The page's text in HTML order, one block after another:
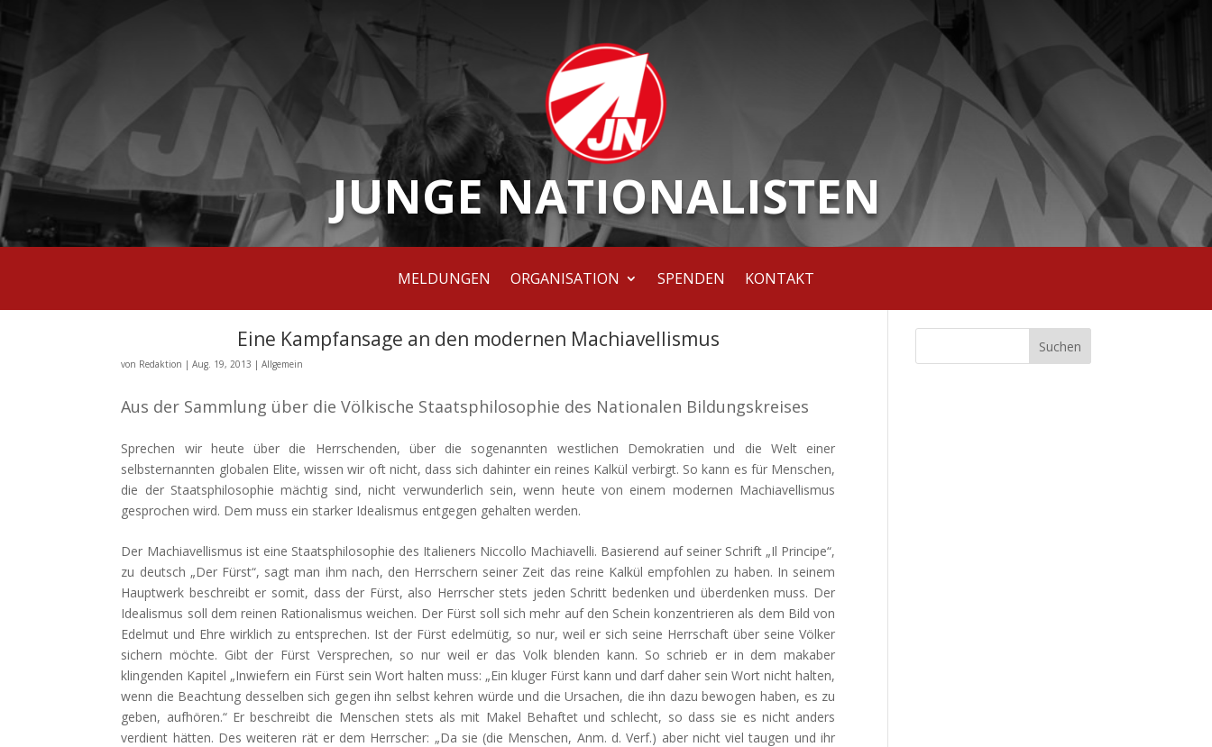
JUNGE NATIONALISTEN
MELDUNGEN ORGANISATION SPENDEN KONTAKT
Eine Kampfansage an den modernen Machiavellismus
von Redaktion |Aug. 19, 2013 |Allgemein
Aus der Sammlung über die Völkische Staatsphilosophie des Nationalen Bildungskreises
Sprechen wir heute über die Herrschenden, über die sogenannten westlichen Demokratien und die Welt einer
selbsternannten globalen Elite, wissen wir oft nicht, dass sich dahinter ein reines Kalkül verbirgt. So kann es für Menschen,
die der Staatsphilosophie mächtig sind, nicht verwunderlich sein, wenn heute von einem modernen Machiavellismus
gesprochen wird. Dem muss ein starker Idealismus entgegen gehalten werden.
Der Machiavellismus ist eine Staatsphilosophie des Italieners Niccollo Machiavelli. Basierend auf seiner Schrift „Il Principe“,
zu deutsch „Der Fürst“, sagt man ihm nach, den Herrschern seiner Zeit das reine Kalkül empfohlen zu haben. In seinem
Hauptwerk beschreibt er somit, dass der Fürst, also Herrscher stets jeden Schritt bedenken und überdenken muss. Der
Idealismus soll dem reinen Rationalismus weichen. Der Fürst soll sich mehr auf den Schein konzentrieren als dem Bild von
Edelmut und Ehre wirklich zu entsprechen. Ist der Fürst edelmütig, so nur, weil er sich seine Herrschaft über seine Völker
sichern möchte. Gibt der Fürst Versprechen, so nur weil er das Volk blenden kann. So schrieb er in dem makaber
klingenden Kapitel „Inwiefern ein Fürst sein Wort halten muss: „Ein kluger Fürst kann und darf daher sein Wort nicht halten,
wenn die Beachtung desselben sich gegen ihn selbst kehren würde und die Ursachen, die ihn dazu bewogen haben, es zu
geben, aufhören.“ Er beschreibt die Menschen stets als mit Makel Behaftet und schlecht, so dass sie es nicht anders
verdient hätten. Des weiteren rät er dem Herrscher: „Da sie (die Menschen, Anm. d. Verf.) aber nicht viel taugen und ihr